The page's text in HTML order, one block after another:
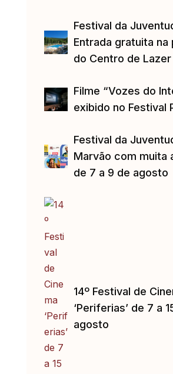
Festival da
Entrada gratuita na
do Centro de Lazer
Filme “Vozes do
exibido no Festival
Festival da
Marvão com muita
de 7 a 9 de agosto
14º Festival de
‘Periferias’ de 7 a
agosto